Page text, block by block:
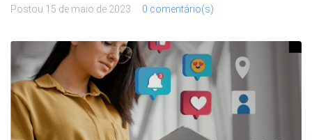
Postou 15 de maio de 2023 0 comentário(s)